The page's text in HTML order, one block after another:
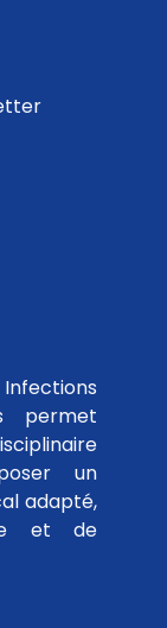
permet
un
adapté,
et de